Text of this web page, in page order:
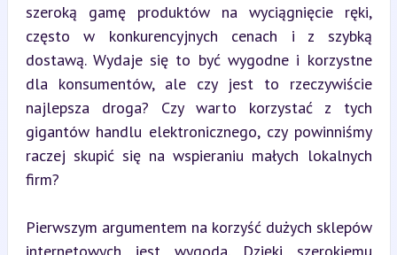
szeroką gamę produktów na wyciągnięcie ręki,
często w konkurencyjnych cenach i z szybką
dostawą. Wydaje się to być wygodne i korzystne
dla konsumentów, ale czy jest to rzeczywiście
najlepsza droga? Czy warto korzystać z tych
gigantów handlu elektronicznego, czy powinniśmy
raczej skupić się na wspieraniu małych lokalnych
firm?
Pierwszym argumentem na korzyść dużych sklepów